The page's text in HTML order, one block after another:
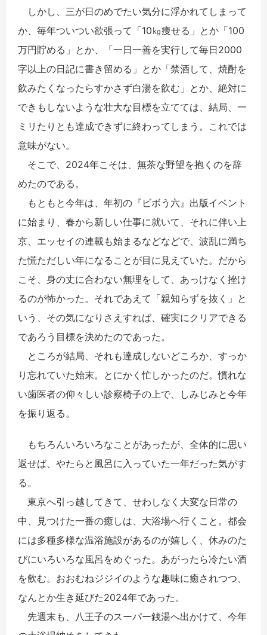
しかし、三が日のめでたい気分に浮かれてしまって
か、毎年ついつい欲張って「10㎏痩せる」とか「100
万円貯める」とか、「一日一善を実行して毎日2000
字以上の日記に書き留める」とか「禁酒して、焼酎を
飲みたくなったらすかさず白湯を飲む」とか、絶対に
できもしないような壮大な目標を立てては、結局、一
ミリたりとも達成できずに終わってしまう。これでは
意味がない。
そこで、2024年こそは、無茶な野望を抱くのを辞
めたのである。
もともと今年は、年初の『ビボう六』出版イベント
に始まり、春から新しい仕事に就いて、それに伴い上
京、エッセイの連載も始まるなどなどで、波乱に満ち
た慌ただしい年になることが目に見えていた。だから
こそ、身の丈に合わない無理をして、あっけなく挫け
るのが怖かった。それであえて「親知らずを抜く」と
いう、その気になりさえすれば、確実にクリアできる
であろう目標を決めたのであった。
ところが結局、それも達成しないどころか、すっか
り忘れていた始末。とにかく忙しかったのだ。慣れな
い歯医者の仰々しい診察椅子の上で、しみじみと今年
を振り返る。
もちろんいろいろなことがあったが、全体的に思い
返せば、やたらと風呂に入っていた一年だった気がす
る。
東京へ引っ越してきて、せわしなく大変な日常の
中、見つけた一番の癒しは、大浴場へ行くこと。都会
には多種多様な温浴施設があるのが嬉しく、休みのた
びにいろいろな風呂をめぐった。あがったら冷たい酒
を飲む。おおむねジジイのような趣味に癒されつつ、
なんとか生き延びた2024年であった。
先週末も、八王子のスーパー銭湯へ出かけて、今年